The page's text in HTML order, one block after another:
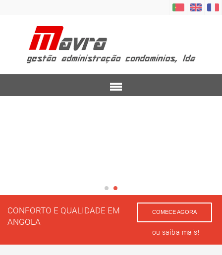
Menu
CONFORTO E QUALIDADE EM
ANGOLA
COMECE AGORA
ou saiba mais!